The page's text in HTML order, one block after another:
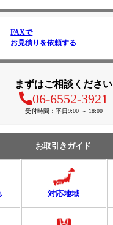
FAXで
お見積り を依頼する
まずはご相談ください
06-6552-3921
受付時間：平日9:00 ～ 18:00
お取引きガイド
対応地域